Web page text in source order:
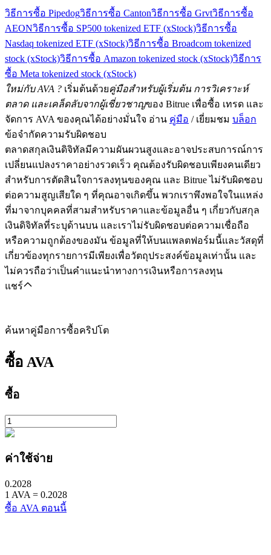
วิธีการซื้อ Pipedogวิธีการซื้อ Cantonวิธีการซื้อ Grvtวิธีการซื้อ
AEONวิธีการซื้อ SP500 tokenized ETF (xStock)วิธีการซื้อ
Nasdaq tokenized ETF (xStock)วิธีการซื้อ Broadcom tokenized
stock (xStock)วิธีการซื้อ Amazon tokenized stock (xStock)วิธีการ
ซื้อ Meta tokenized stock (xStock)
ใหม่กับ AVA ? เริ่มต้นด้วยคู่มือสำหรับผู้เริ่มต้น การวิเคราะห์
ตลาด และเคล็ดลับจากผู้เชี่ยวชาญของ Bitrue เพื่อซื้อ เทรด และ
จัดการ AVA ของคุณได้อย่างมั่นใจ อ่าน คู่มือ / เยี่ยมชม บล็อก
ข้อจำกัดความรับผิดชอบ
ตลาดสกุลเงินดิจิทัลมีความผันผวนสูงและอาจประสบการณ์การ
เปลี่ยนแปลงราคาอย่างรวดเร็ว คุณต้องรับผิดชอบเพียงคนเดียว
สำหรับการตัดสินใจการลงทุนของคุณ และ Bitrue ไม่รับผิดชอบ
ต่อความสูญเสียใด ๆ ที่คุณอาจเกิดขึ้น พวกเราพึงพอใจในแหล่ง
ที่มาจากบุคคลที่สามสำหรับราคาและข้อมูลอื่น ๆ เกี่ยวกับสกุล
เงินดิจิทัลที่ระบุด้านบน และเราไม่รับผิดชอบต่อความเชื่อถือ
หรือความถูกต้องของมัน ข้อมูลที่ให้บนแพลตฟอร์มนี้และวัสดุที่
เกี่ยวข้องทุกรายการมีเพียงเพื่อวัตถุประสงค์ข้อมูลเท่านั้น และ
ไม่ควรถือว่าเป็นคำแนะนำทางการเงินหรือการลงทุน
แชร์
ค้นหาคู่มือการซื้อคริปโต
ซื้อ AVA
ซื้อ
ค่าใช้จ่าย
0.2028
1 AVA = 0.2028
ซื้อ AVA ตอนนี้